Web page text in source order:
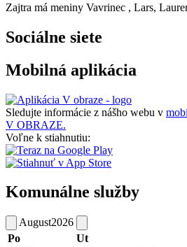
Zajtra má meniny Vavrinec , Lars,
Sociálne siete
Mobilná aplikácia
Sledujte informácie z nášho webu v
V OBRAZE.
Voľne k stiahnutiu:
Komunálne služby
August2026
Po
Ut